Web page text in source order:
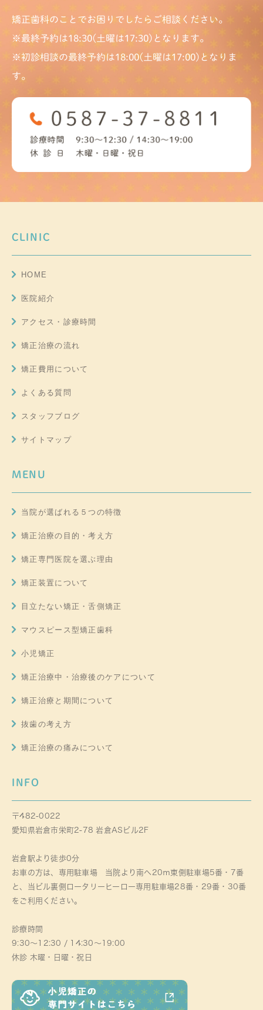
矯正歯科のことでお困りでしたらご相談ください。
※最終予約は18:30(土曜は17:30)となります。
※初診相談の最終予約は18:00(土曜は17:00)となりま
す。
CLINIC
HOME
医院紹介
アクセス・診療時間
矯正治療の流れ
矯正費用について
よくある質問
スタッフブログ
サイトマップ
MENU
当院が選ばれる５つの特徴
矯正治療の目的・考え方
矯正専門医院を選ぶ理由
矯正装置について
目立たない矯正・舌側矯正
マウスピース型矯正歯科
小児矯正
矯正治療中・治療後のケアについて
矯正治療と期間について
抜歯の考え方
矯正治療の痛みについて
INFO
〒482-0022
愛知県岩倉市栄町2-78 岩倉ASビル2F
岩倉駅より徒歩0分
お車の方は、専用駐車場 当院より南へ20ｍ東側駐車場5番・7番
と、当ビル裏側ロータリーヒーロー専用駐車場28番・29番・30番
をご利用ください。
診療時間
9:30～12:30 / 14:30～19:00
休診 木曜・日曜・祝日